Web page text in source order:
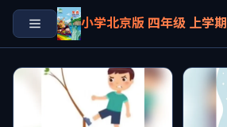
小学北京版 四年级 上学期